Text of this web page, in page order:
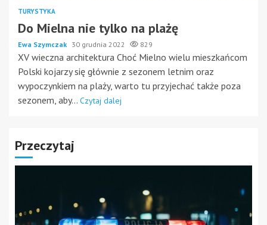
TURYSTYKA
Do Mielna nie tylko na plażę
Ewa Szymczak 30 grudnia 2022 829
XV wieczna architektura Choć Mielno wielu mieszkańcom
Polski kojarzy się głównie z sezonem letnim oraz
wypoczynkiem na plaży, warto tu przyjechać także poza
sezonem, aby... Czytaj dalej
Przeczytaj